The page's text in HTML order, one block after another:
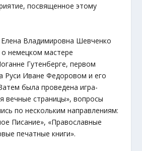
посвященное этому
Владимировна Шевченко
о немецком мастере
Гутенберге, первом
Руси Иване Федоровом и его
была проведена игра-
вечные страницы», вопросы
по нескольким направлениям:
Писание», «Православные
печатные книги».